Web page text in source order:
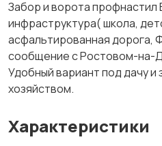
Забор и ворота профнастил
инфраструктура( школа,
асфальтированная дорога,
сообщение с Ростовом-на-
Удобный вариант под дачу
хозяйством.
Характеристики